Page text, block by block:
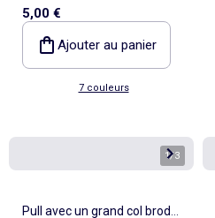
5,00 €
Ajouter au panier
7 couleurs
1/3
Pull avec un grand col brodé